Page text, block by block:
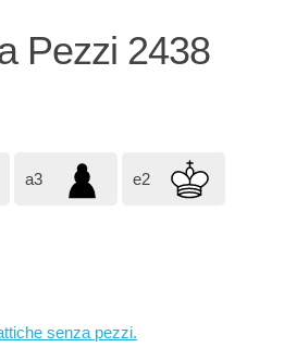
Pezzi 2438
a3 e2
senza pezzi.